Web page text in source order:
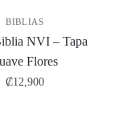
BIBLIAS
NVI – Tapa
Flores
₡12,900